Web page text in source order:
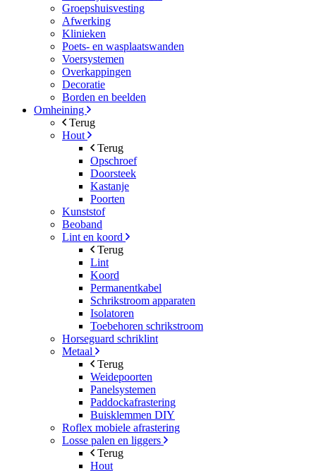
Groepshuisvesting
Afwerking
Klinieken
Poets- en wasplaatswanden
Voersystemen
Overkappingen
Decoratie
Borden en beelden
Omheining
Terug
Hout
Terug
Opschroef
Doorsteek
Kastanje
Poorten
Kunststof
Beoband
Lint en koord
Terug
Lint
Koord
Permanentkabel
Schrikstroom apparaten
Isolatoren
Toebehoren schrikstroom
Horseguard schriklint
Metaal
Terug
Weidepoorten
Panelsystemen
Paddockafrastering
Buisklemmen DIY
Roflex mobiele afrastering
Losse palen en liggers
Terug
Hout